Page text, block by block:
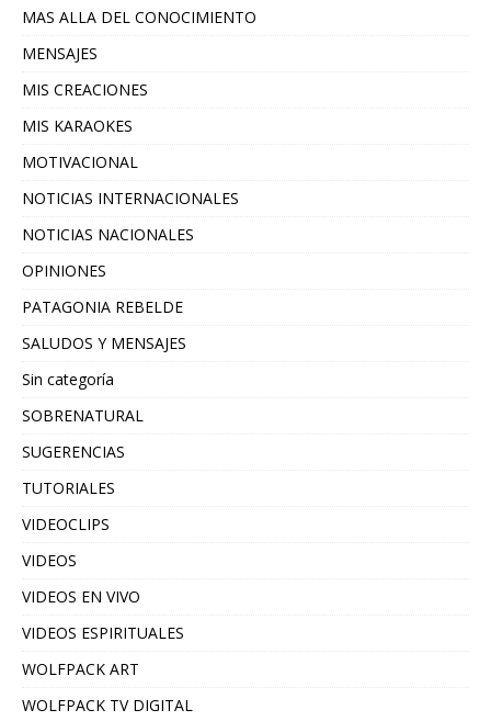
MAS ALLA DEL CONOCIMIENTO
MENSAJES
MIS CREACIONES
MIS KARAOKES
MOTIVACIONAL
NOTICIAS INTERNACIONALES
NOTICIAS NACIONALES
OPINIONES
PATAGONIA REBELDE
SALUDOS Y MENSAJES
Sin categoría
SOBRENATURAL
SUGERENCIAS
TUTORIALES
VIDEOCLIPS
VIDEOS
VIDEOS EN VIVO
VIDEOS ESPIRITUALES
WOLFPACK ART
WOLFPACK TV DIGITAL